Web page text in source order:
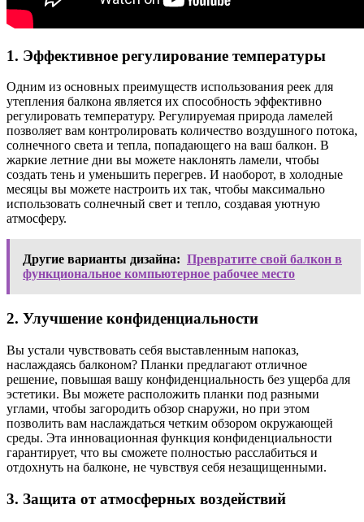
1. Эффективное регулирование температуры
Одним из основных преимуществ использования реек для
утепления балкона является их способность эффективно
регулировать температуру. Регулируемая природа ламелей
позволяет вам контролировать количество воздушного потока,
солнечного света и тепла, попадающего на ваш балкон. В
жаркие летние дни вы можете наклонять ламели, чтобы
создать тень и уменьшить перегрев. И наоборот, в холодные
месяцы вы можете настроить их так, чтобы максимально
использовать солнечный свет и тепло, создавая уютную
атмосферу.
Другие варианты дизайна: Превратите свой балкон в
функциональное компьютерное рабочее место
2. Улучшение конфиденциальности
Вы устали чувствовать себя выставленным напоказ,
наслаждаясь балконом? Планки предлагают отличное
решение, повышая вашу конфиденциальность без ущерба для
эстетики. Вы можете расположить планки под разными
углами, чтобы загородить обзор снаружи, но при этом
позволить вам наслаждаться четким обзором окружающей
среды. Эта инновационная функция конфиденциальности
гарантирует, что вы сможете полностью расслабиться и
отдохнуть на балконе, не чувствуя себя незащищенными.
3. Защита от атмосферных воздействий